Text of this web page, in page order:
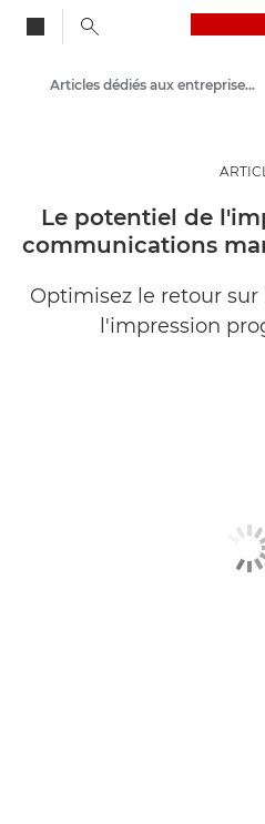
Evénements et témoignages
Articles dédiés aux entreprises et aux professionnels
Le potentiel de
communications
Optimisez le retour
l'impression